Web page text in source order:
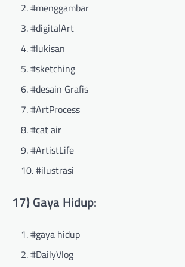
#menggambar
#digitalArt
#lukisan
#sketching
#desain Grafis
#ArtProcess
#cat air
#ArtistLife
#ilustrasi
17) Gaya Hidup:
#gaya hidup
#DailyVlog